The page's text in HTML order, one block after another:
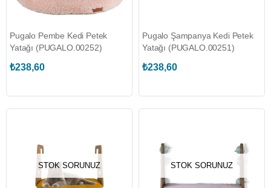
Pugalo Pembe Kedi Petek
Yatağı (PUGALO.00252)
₺238,60
Pugalo Şampanya Kedi Petek
Yatağı (PUGALO.00251)
₺238,60
STOK SORUNUZ STOK SORUNUZ